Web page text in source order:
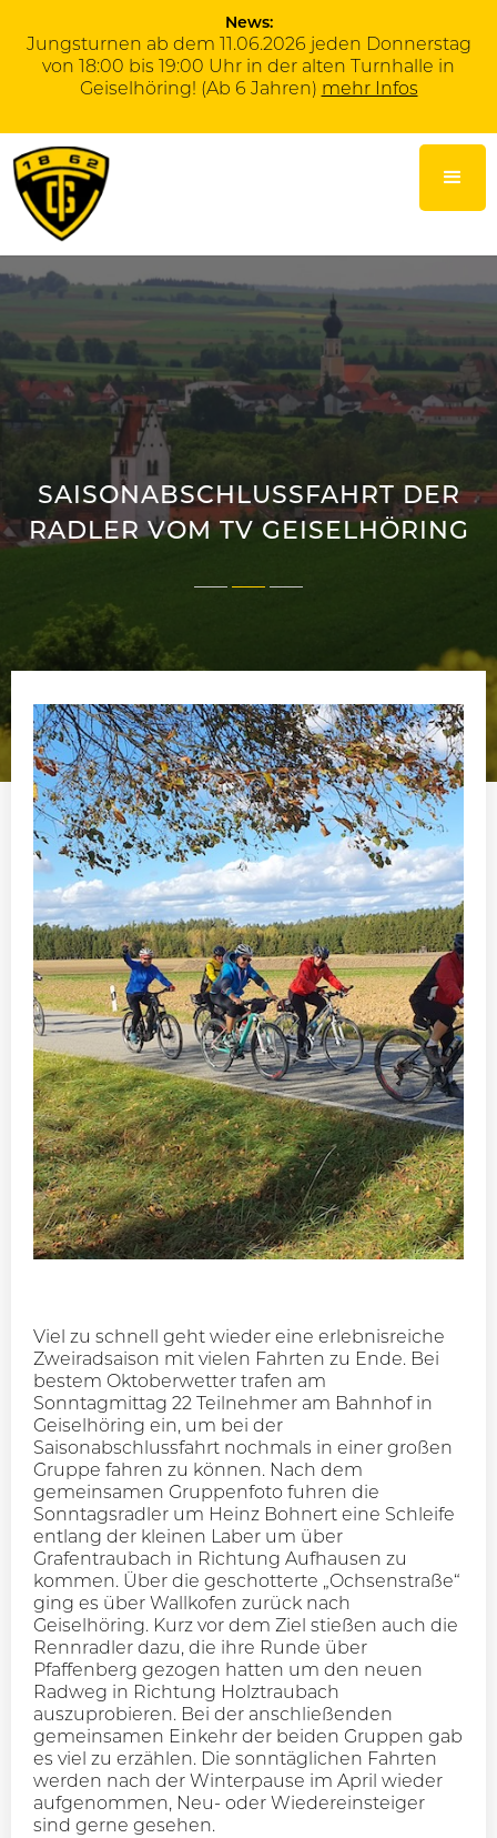
News:
Jungsturnen ab dem 11.06.2026 jeden Donnerstag
von 18:00 bis 19:00 Uhr in der alten Turnhalle in
Geiselhöring! (Ab 6 Jahren) mehr Infos
SAISONABSCHLUSSFAHRT DER
RADLER VOM TV GEISELHÖRING
Viel zu schnell geht wieder eine erlebnisreiche
Zweiradsaison mit vielen Fahrten zu Ende. Bei
bestem Oktoberwetter trafen am
Sonntagmittag 22 Teilnehmer am Bahnhof in
Geiselhöring ein, um bei der
Saisonabschlussfahrt nochmals in einer großen
Gruppe fahren zu können. Nach dem
gemeinsamen Gruppenfoto fuhren die
Sonntagsradler um Heinz Bohnert eine Schleife
entlang der kleinen Laber um über
Grafentraubach in Richtung Aufhausen zu
kommen. Über die geschotterte „Ochsenstraße“
ging es über Wallkofen zurück nach
Geiselhöring. Kurz vor dem Ziel stießen auch die
Rennradler dazu, die ihre Runde über
Pfaffenberg gezogen hatten um den neuen
Radweg in Richtung Holztraubach
auszuprobieren. Bei der anschließenden
gemeinsamen Einkehr der beiden Gruppen gab
es viel zu erzählen. Die sonntäglichen Fahrten
werden nach der Winterpause im April wieder
aufgenommen, Neu- oder Wiedereinsteiger
sind gerne gesehen.